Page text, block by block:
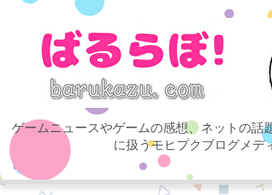
ゲームニュースやゲームの感想、ネットの話
に扱うモヒプクブログメデ